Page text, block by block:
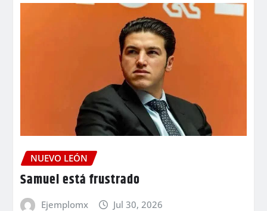
NUEVO LEÓN
Samuel está frustrado
Ejemplomx Jul 30, 2026